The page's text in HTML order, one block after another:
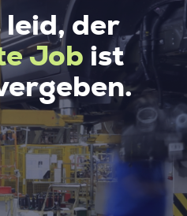
leid, der
Job ist